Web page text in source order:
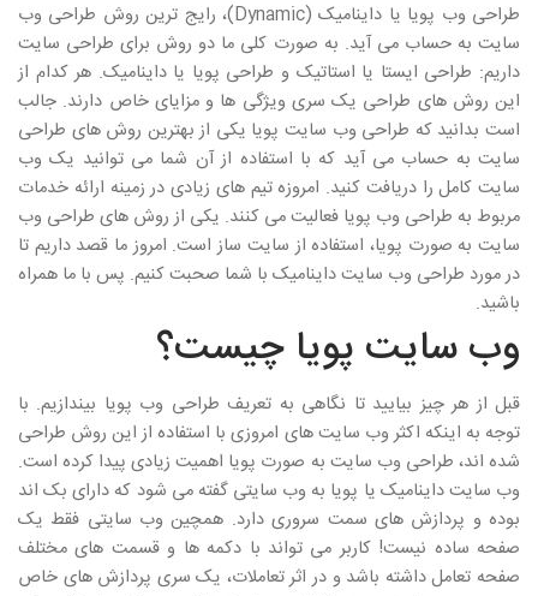
طراحی وب پویا یا داینامیک (Dynamic)، رایج ترین روش طراحی وب
سایت به حساب می آید. به صورت کلی ما دو روش برای طراحی سایت
داریم: طراحی ایستا یا استاتیک و طراحی پویا یا داینامیک. هر کدام از
این روش های طراحی یک سری ویژگی ها و مزایای خاص دارند. جالب
است بدانید که طراحی وب سایت پویا یکی از بهترین روش های طراحی
سایت به حساب می آید که با استفاده از آن شما می توانید یک وب
سایت کامل را دریافت کنید. امروزه تیم های زیادی در زمینه ارائه خدمات
مربوط به طراحی وب پویا فعالیت می کنند. یکی از روش های طراحی وب
سایت به صورت پویا، استفاده از سایت ساز است. امروز ما قصد داریم تا
در مورد طراحی وب سایت داینامیک با شما صحبت کنیم. پس با ما همراه
باشید.
وب سایت پویا چیست؟
قبل از هر چیز بیایید تا نگاهی به تعریف طراحی وب پویا بیندازیم. با
توجه به اینکه اکثر وب سایت های امروزی با استفاده از این روش طراحی
شده اند، طراحی وب سایت به صورت پویا اهمیت زیادی پیدا کرده است.
وب سایت داینامیک یا پویا به وب سایتی گفته می شود که دارای بک اند
بوده و پردازش های سمت سروری دارد. همچین وب سایتی فقط یک
صفحه ساده نیست! کاربر می تواند با دکمه ها و قسمت های مختلف
صفحه تعامل داشته باشد و در اثر تعاملات، یک سری پردازش های خاص